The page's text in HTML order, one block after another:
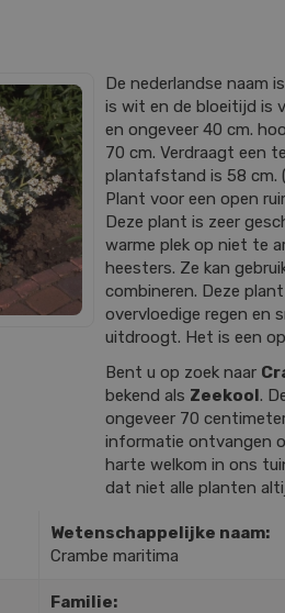
De nederlandse naam is
is wit en de bloeitijd is
en ongeveer 40 cm.
70 cm. Verdraagt een
plantafstand is 58 cm.
Plant voor een open
Deze plant is zeer
warme plek op niet te
heesters. Ze kan
combineren. Deze
overvloedige regen en
uitdroogt. Het is een
Bent u op zoek naar
bekend als Zeekool.
ongeveer 70
informatie ontvangen
harte welkom in ons
dat niet alle planten
Wetenschappelijke naam:
Crambe maritima
Familie: